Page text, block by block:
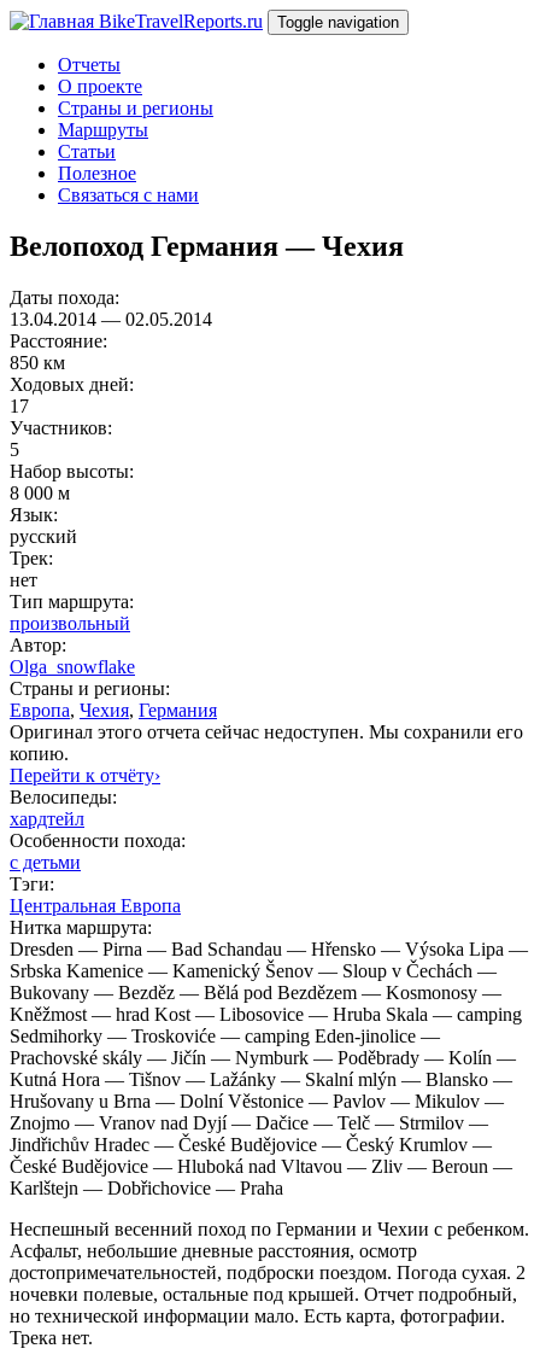
Перейти к основному содержанию
BikeTravelReports.ru Toggle navigation
Отчеты
О проекте
Страны и регионы
Маршруты
Статьи
Полезное
Связаться с нами
Велопоход Германия — Чехия
Даты похода:
13.04.2014 — 02.05.2014
Расстояние:
850 км
Ходовых дней:
17
Участников:
5
Набор высоты:
8 000 м
Язык:
русский
Трек:
нет
Тип маршрута:
произвольный
Автор:
Olga_snowflake
Страны и регионы:
Европа, Чехия, Германия
Оригинал этого отчета сейчас недоступен. Мы сохранили его
копию.
Перейти к отчёту›
Велосипеды:
хардтейл
Особенности похода:
с детьми
Тэги:
Центральная Европа
Нитка маршрута:
Dresden — Pirna — Bad Schandau — Hřensko — Výsoka Lipa —
Srbska Kamenice — Kamenický Šenov — Sloup v Čechách —
Bukovany — Bezděz — Bělá pod Bezdězem — Kosmonosy —
Kněžmost — hrad Kost — Libosovice — Hruba Skala — camping
Sedmihorky — Troskoviće — camping Eden-jinolice —
Prachovské skály — Jičín — Nymburk — Poděbrady — Kolín —
Kutná Hora — Tišnov — Lažánky — Skalní mlýn — Blansko —
Hrušovany u Brna — Dolní Věstonice — Pavlov — Mikulov —
Znojmo — Vranov nad Dyjí — Dačice — Telč — Strmilov —
Jindřichův Hradec — České Budějovice — Český Krumlov —
České Budějovice — Hluboká nad Vltavou — Zliv — Beroun —
Karlštejn — Dobřichovice — Praha
Неспешный весенний поход по Германии и Чехии с ребенком.
Асфальт, небольшие дневные расстояния, осмотр
достопримечательностей, подброски поездом. Погода сухая. 2
ночевки полевые, остальные под крышей. Отчет подробный,
но технической информации мало. Есть карта, фотографии.
Трека нет.